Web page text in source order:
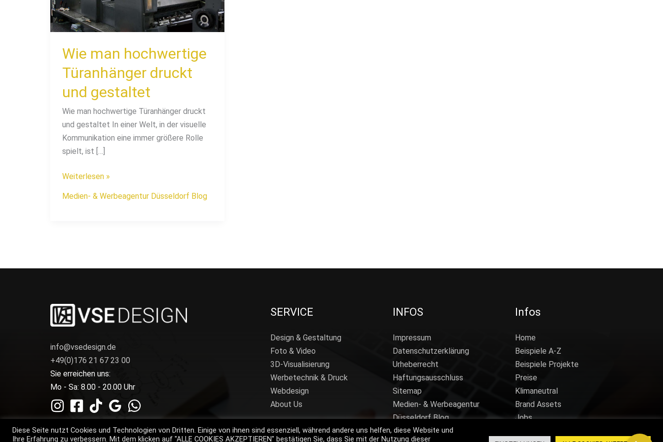
Wie man hochwertige
Türanhänger druckt
und gestaltet
Wie man hochwertige Türanhänger druckt
und gestaltet In einer Welt, in der visuelle
Kommunikation eine immer größere Rolle
spielt, ist […]
gestaltet
Weiterlesen »
Medien- & Werbeagentur Düsseldorf Blog
info@vsedesign.de
+49(0)176 21 67 23 00
Sie erreichen uns:
Mo - Sa: 8.00 - 20.00 Uhr
SERVICE
Design & Gestaltung
Foto & Video
3D-Visualisierung
Werbetechnik & Druck
Webdesign
About Us
INFOS
Impressum
Datenschutzerklärung
Urheberrecht
Haftungsausschluss
Sitemap
Medien- & Werbeagentur
Düsseldorf Blog
Infos
Home
Beispiele A-Z
Beispiele Projekte
Preise
Klimaneutral
Brand Assets
Jobs
Diese Seite nutzt Cookies und Technologien von Dritten. Einige von ihnen sind essenziell, während andere uns helfen, diese Website und
Ihre Erfahrung zu verbessern. Mit dem klicken auf "ALLE COOKIES AKZEPTIEREN" bestätigen Sie, dass Sie mit der Nutzung dieser